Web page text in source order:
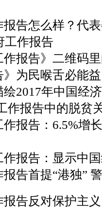
报告怎么样？代
工作报告
作报告》二维码
》为民喉舌必能
2017年中国经
作报告中的脱贫
报告：6.5%增
报告：显示中
告首提“港独”
告反对保护主